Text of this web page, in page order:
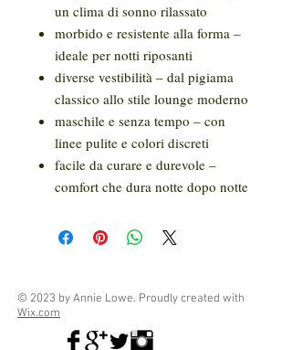
un clima di sonno rilassato
morbido e resistente alla forma –
ideale per notti riposanti
diverse vestibilità – dal pigiama
classico allo stile lounge moderno
maschile e senza tempo – con
linee pulite e colori discreti
facile da curare e durevole –
comfort che dura notte dopo notte
© 2023 by Annie Lowe. Proudly created with
Wix.com